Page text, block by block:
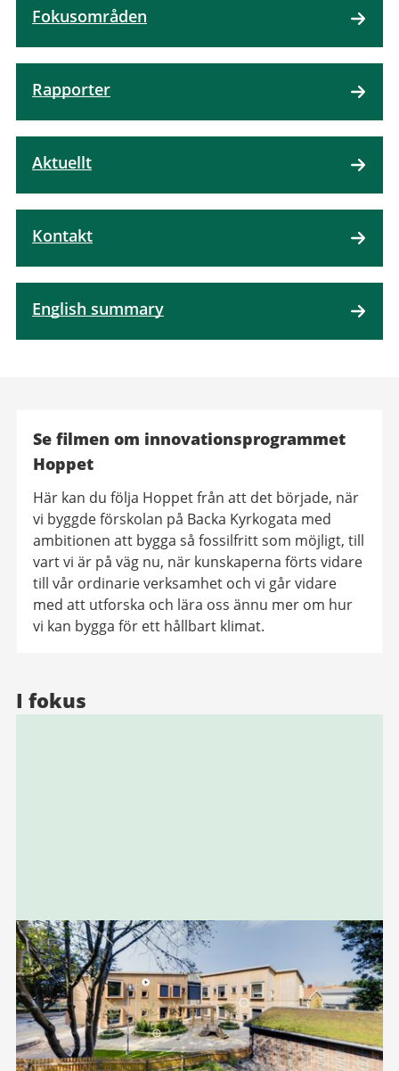
Fokusområden
Rapporter
Aktuellt
Kontakt
English summary
Se filmen om innovationsprogrammet
Hoppet
Här kan du följa Hoppet från att det började, när
vi byggde förskolan på Backa Kyrkogata med
ambitionen att bygga så fossilfritt som möjligt, till
vart vi är på väg nu, när kunskaperna förts vidare
till vår ordinarie verksamhet och vi går vidare
med att utforska och lära oss ännu mer om hur
vi kan bygga för ett hållbart klimat.
I fokus